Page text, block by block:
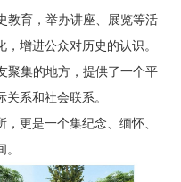
教育，举办讲座、展览等活
增进公众对历史的认识。
聚集的地方，提供了一个平
系和社会联系。
更是一个集纪念、缅怀、